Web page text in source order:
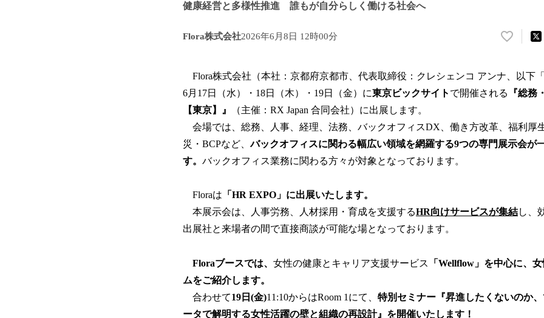
健康経営と多様性推進 誰もが自分らしく働ける社会へ
Flora株式会社2026年6月8日 12時00分
い
！
数
み
込
Flora株式会社（本社：京都府京都市、代表取締役：クレシェンコ アンナ、以下
6月17日（水）・18日（木）・19日（金）に東京ビックサイト で開催される
『総務
【東京】』
（主催：RX Japan 合同会社）に出展します。
会場では、総務、人事、経理、法務、バックオフィスDX、働き方改革、福利厚
災・BCPなど、バックオフィスに関わる幅広い領域を網羅する9つの専門展示会が
す。 バックオフィス業務に関わる方々が対象となっております。
Floraは 「HR EXPO」に出展いたします。
本展示会は、人事労務、人材採用・育成を支援するHR向けサービスが集結し、
出展社と来場者の間で直接商談が可能な場となっております。
Floraブースでは、 女性の健康とキャリア支援サービス
「Wellflow」を中心に、
ムをご紹介します。
合わせて19日(金)11:10からはRoom 1にて、 特別セミナー『昇進したくないのか
ータで解明する女性活躍の壁と組織の再設計』を開催いたします！